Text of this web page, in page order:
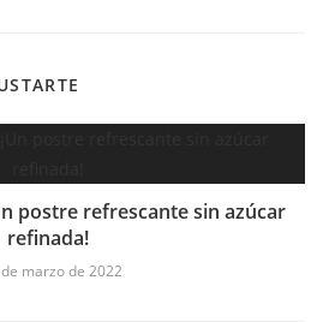
postre refrescante sin azúcar
refinada!
marzo de 2022